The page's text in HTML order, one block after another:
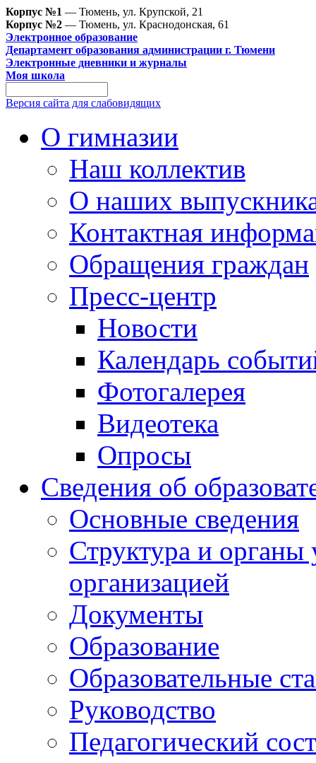
Корпус №1 — Тюмень, ул. Крупской, 21
Корпус №2 — Тюмень, ул. Краснодонская, 61
Электронное образование
Департамент образования администрации г. Тюмени
Электронные дневники и журналы
Моя школа
Версия сайта для слабовидящих
О гимназии
Наш коллектив
О наших
Контактная
Обращения граждан
Пресс-центр
Новости
Календарь
Фотогалерея
Видеотека
Опросы
Сведения об
Основные сведения
Структура и органы
организацией
Документы
Образование
Образовательные
Руководство
Педагогический